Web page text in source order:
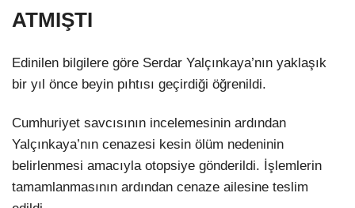
ATMIŞTI
Edinilen bilgilere göre Serdar Yalçınkaya’nın yaklaşık
bir yıl önce beyin pıhtısı geçirdiği öğrenildi.
Cumhuriyet savcısının incelemesinin ardından
Yalçınkaya’nın cenazesi kesin ölüm nedeninin
belirlenmesi amacıyla otopsiye gönderildi. İşlemlerin
tamamlanmasının ardından cenaze ailesine teslim